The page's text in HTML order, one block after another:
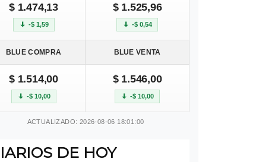
$ 1.474,13
-$ 1,59
$ 1.525,96
-$ 0,54
BLUE COMPRA BLUE VENTA
$ 1.514,00
-$ 10,00
$ 1.546,00
-$ 10,00
ACTUALIZADO: 2026-08-06 18:01:00
DE HOY